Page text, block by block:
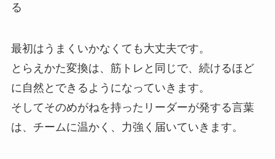
る
最初はうまくいかなくても大丈夫です。
とらえかた変換は、筋トレと同じで、続けるほど
に自然とできるようになっていきます。
そしてそのめがねを持ったリーダーが発する言葉
は、チームに温かく、力強く届いていきます。